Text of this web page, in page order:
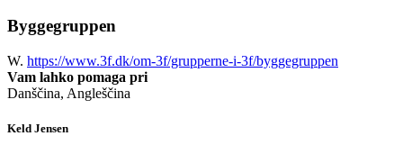
Byggegruppen
W. https://www.3f.dk/om-3f/grupperne-i-3f/byggegruppen
Vam lahko pomaga pri
Danščina, Angleščina
Keld Jensen